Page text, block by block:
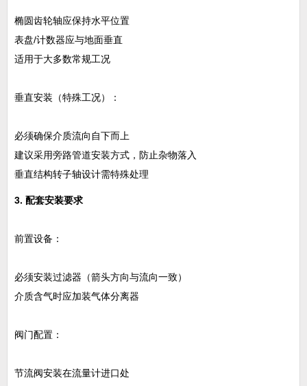
椭圆齿轮轴应保持水平位置
表盘/计数器应与地面垂直
适用于大多数常规工况
垂直安装‌（特殊工况）：
必须确保介质流向自下而上
建议采用旁路管道安装方式，防止杂物落入
垂直结构转子轴设计需特殊处理
3. 配套安装要求
前置设备‌：
必须安装过滤器（箭头方向与流向一致）
介质含气时应加装气体分离器
阀门配置‌：
节流阀安装在流量计进口处